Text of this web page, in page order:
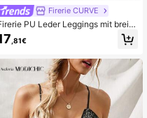
Firerie CURVE
PU Leder Leggings mit breite
Taillenband
,81€